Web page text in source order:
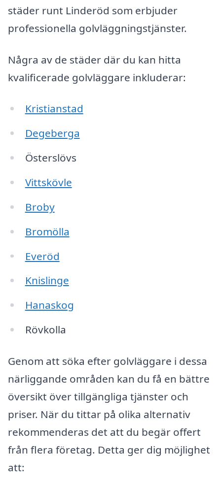
städer runt Linderöd som erbjuder
professionella golvläggningstjänster.
Några av de städer där du kan hitta
kvalificerade golvläggare inkluderar:
Kristianstad
Degeberga
Österslövs
Vittskövle
Broby
Bromölla
Everöd
Knislinge
Hanaskog
Rövkolla
Genom att söka efter golvläggare i dessa
närliggande områden kan du få en bättre
översikt över tillgängliga tjänster och
priser. När du tittar på olika alternativ
rekommenderas det att du begär offert
från flera företag. Detta ger dig möjlighet
att: